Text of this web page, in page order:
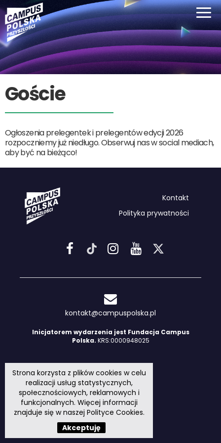
Goście
Ogłoszenia prelegentek i prelegentów edycji 2026
rozpoczniemy już niedługo. Obserwuj nas w social mediach,
aby być na bieżąco!
Kontakt
Polityka prywatności
kontakt@campuspolska.pl
Inicjatorem wydarzenia jest Fundacja Campus
Polska. KRS:0000948025
Strona korzysta z plików cookies w celu
realizacji usług statystycznych,
społecznościowych, reklamowych i
funkcjonalnych. Więcej informacji
znajduje się w naszej Polityce Cookies.
Akceptuję